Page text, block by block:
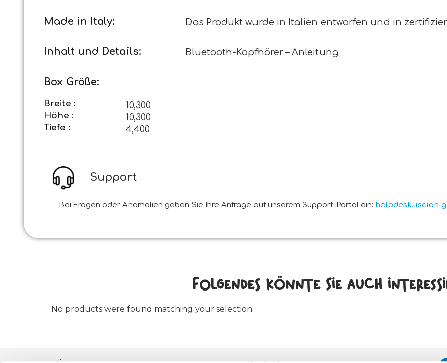
Made in Italy: Das Produkt wurde in Italien entworfen und in
Inhalt und Details: Bluetooth-Kopfhörer – Anleitung
Box Größe:
Breite : 10,300
Höhe : 10,300
Tiefe : 4,400
Support
Bei Fragen oder Anomalien geben Sie Ihre Anfrage auf unserem Support-Portal ein:
Folgendes könnte Sie auch
No products were found matching your selection.